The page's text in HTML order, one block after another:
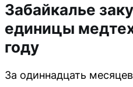
Забайкалье
единицы
году
За одиннадцать